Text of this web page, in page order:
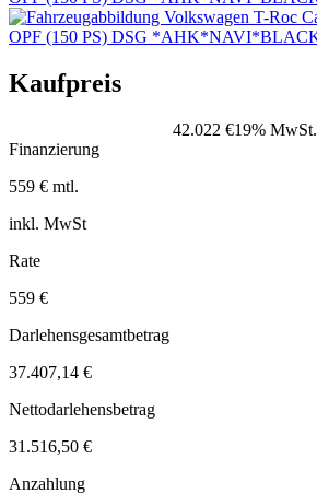
Kaufpreis
42.022 €19% MwSt.
Finanzierung
559 € mtl.
inkl. MwSt
Rate
559 €
Darlehensgesamtbetrag
37.407,14 €
Nettodarlehensbetrag
31.516,50 €
Anzahlung